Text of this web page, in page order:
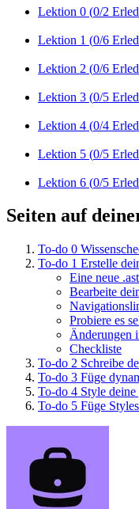
Lektion 0 (0/2
Lektion 1 (0/6
Lektion 2 (0/6
Lektion 3 (0/5
Lektion 4 (0/4
Lektion 5 (0/5
Lektion 6 (0/5
Seiten auf
To-do 0
To-do 1 Erstelle
Eine neue
Bearbeite
Probiere es
Änderungen
Checkliste
To-do 2 Schreibe
To-do 3 Füge
To-do 4 Style
To-do 5 Füge